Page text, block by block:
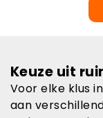
Keuze uit
Voor elke klus
aan